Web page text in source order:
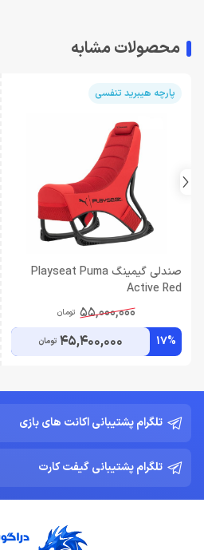
محصولات مشابه
پارچه هیبرید تنفسی
صندلی گیمینگ Playseat Puma
Active Red
55,000,000 تومان
17%
45,400,000 تومان
تلگرام پشتیبانی اکانت های بازی
تلگرام پشتیبانی گیفت کارت